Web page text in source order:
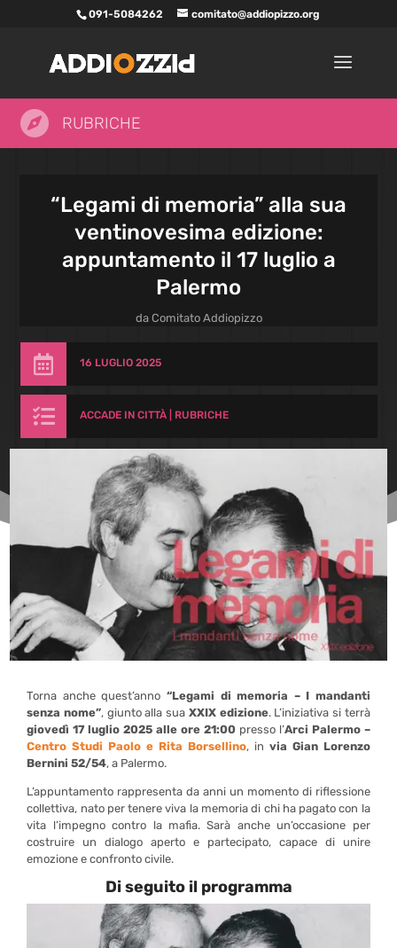
091-5084262 comitato@addiopizzo.org
 RUBRICHE
“Legami di memoria” alla sua
ventinovesima edizione:
appuntamento il 17 luglio a
Palermo
da Comitato Addiopizzo
 16 LUGLIO 2025
 ACCADE IN CITTÀ| RUBRICHE
Torna anche quest’anno “Legami di memoria – I mandanti
senza nome”, giunto alla sua XXIX edizione. L’iniziativa si terrà
giovedì 17 luglio 2025 alle ore 21:00presso l’Arci Palermo –
Centro Studi Paolo e Rita Borsellino, in via Gian Lorenzo
Bernini 52/54, a Palermo.
L’appuntamento rappresenta da anni un momento di riflessione
collettiva, nato per tenere viva la memoria di chi ha pagato con la
vita l’impegno contro la mafia. Sarà anche un’occasione per
costruire un dialogo aperto e partecipato, capace di unire
emozione e confronto civile.
Di seguito il programma